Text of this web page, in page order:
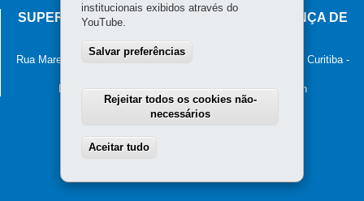
SUPERINTENDÊNCIA-GERAL DE GOVERNANÇA DE
Rua Marechal Deodoro, 806, 13º andar - Centro Curitiba -
Horário de atendimento: 8h30 às 12h e 13h30 às 18h
institucionais exibidos através do
YouTube.
Salvar preferências
Rejeitar todos os cookies não-
necessários
Aceitar tudo